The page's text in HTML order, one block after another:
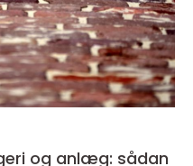
og anlæg: sådan